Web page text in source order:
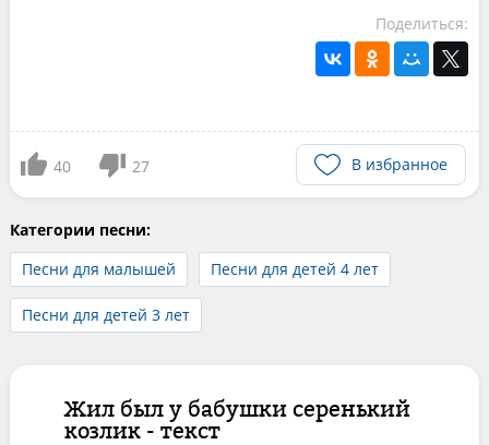
Поделиться:
40 27 В избранное
Категории песни:
Песни для малышей
Песни для детей 4 лет
Песни для детей 3 лет
Жил был у бабушки серенький
козлик - текст